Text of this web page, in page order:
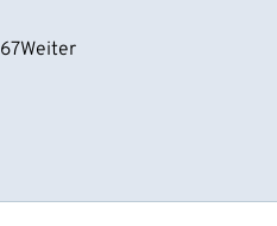
67Weiter